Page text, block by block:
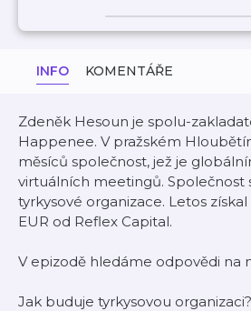
INFO KOMENTÁŘE
Zdeněk Hesoun je spolu-
Happenee. V pražském
měsíců společnost, jež je
virtuálních meetingů. Společnost
tyrkysové organizace. Letos získal
EUR od Reflex Capital.
V epizodě hledáme odpovědi na
Jak buduje tyrkysovou organizaci?